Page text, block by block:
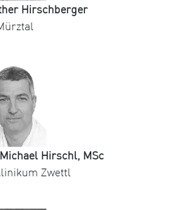
Hirschberger
Hirschl, MSc
Zwettl